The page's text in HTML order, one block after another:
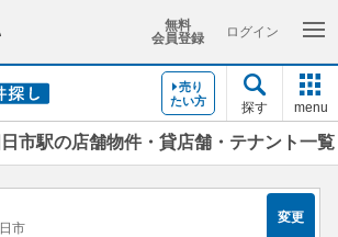
無料
会員登録
ログイン
売り
たい方
探す menu
日市駅の店舗物件・貸店舗・テナント一覧
市
変更